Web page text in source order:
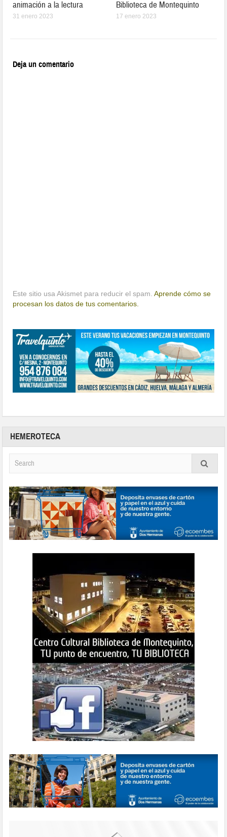
animación a la lectura
31 enero 2023
Biblioteca de Montequinto
17 enero 2023
Deja un comentario
Este sitio usa Akismet para reducir el spam.Aprende cómo se
procesan los datos de tus comentarios.
HEMEROTECA